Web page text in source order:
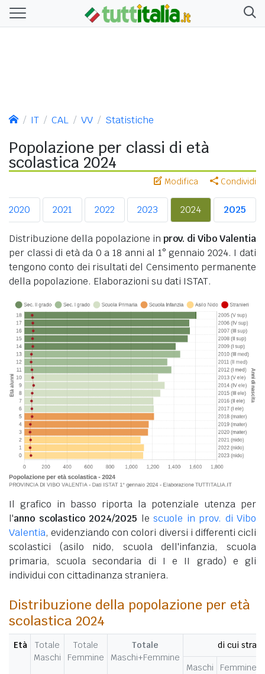
IT CAL VV Statistiche
Popolazione per classi di età
scolastica 2024
Modifica Condividi
2020 2021 2022 2023 2024 2025
Distribuzione della popolazione in prov. di Vibo Valentia
per classi di età da 0 a 18 anni al 1° gennaio 2024. I dati
tengono conto dei risultati del Censimento permanente
della popolazione. Elaborazioni su dati ISTAT.
Il grafico in basso riporta la potenziale utenza per
l'anno scolastico 2024/2025 le scuole in prov. di Vibo
Valentia, evidenziando con colori diversi i differenti cicli
scolastici (asilo nido, scuola dell'infanzia, scuola
primaria, scuola secondaria di I e II grado) e gli
individui con cittadinanza straniera.
Distribuzione della popolazione per età
scolastica 2024
Età
Totale
Maschi
Totale
Femmine
Totale
Maschi+Femmine
di cui
Maschi Femmine